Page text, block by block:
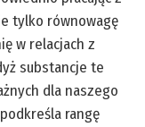
tylko równowagę
w relacjach z
substancje te
dla naszego
rangę